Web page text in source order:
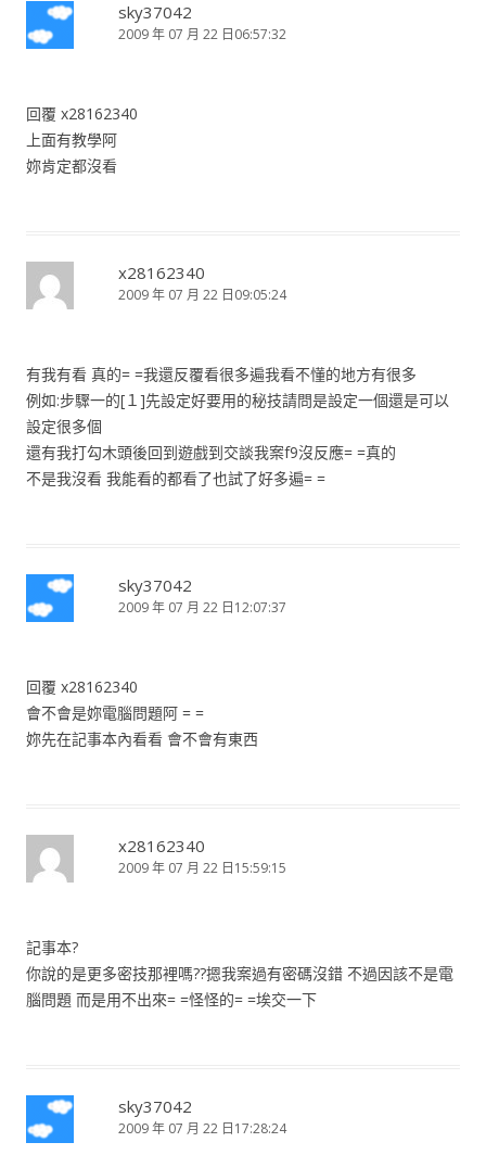
sky37042
2009 年 07 月 22 日06:57:32
回覆 x28162340
上面有教學阿
妳肯定都沒看
x28162340
2009 年 07 月 22 日09:05:24
有我有看 真的= =我還反覆看很多遍我看不懂的地方有很多
例如:步驟一的[１]先設定好要用的秘技請問是設定一個還是可以
設定很多個
還有我打勾木頭後回到遊戲到交談我案f9沒反應= =真的
不是我沒看 我能看的都看了也試了好多遍= =
sky37042
2009 年 07 月 22 日12:07:37
回覆 x28162340
會不會是妳電腦問題阿 = =
妳先在記事本內看看 會不會有東西
x28162340
2009 年 07 月 22 日15:59:15
記事本?
你說的是更多密技那裡嗎??摁我案過有密碼沒錯 不過因該不是電
腦問題 而是用不出來= =怪怪的= =埃交一下
sky37042
2009 年 07 月 22 日17:28:24